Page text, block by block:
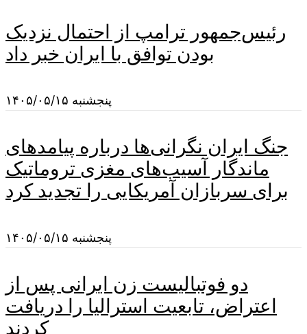
رئیس‌جمهور ترامپ از احتمال نزدیک
بودن توافق با ایران خبر داد
پنجشنبه ۱۴۰۵/۰۵/۱۵
جنگ ایران نگرانی‌ها درباره پیامدهای
ماندگار آسیب‌های مغزی تروماتیک
برای سربازان آمریکایی را تجدید کرد
پنجشنبه ۱۴۰۵/۰۵/۱۵
دو فوتبالیست زن ایرانی پس از
اعتراض، تابعیت استرالیا را دریافت
کردند